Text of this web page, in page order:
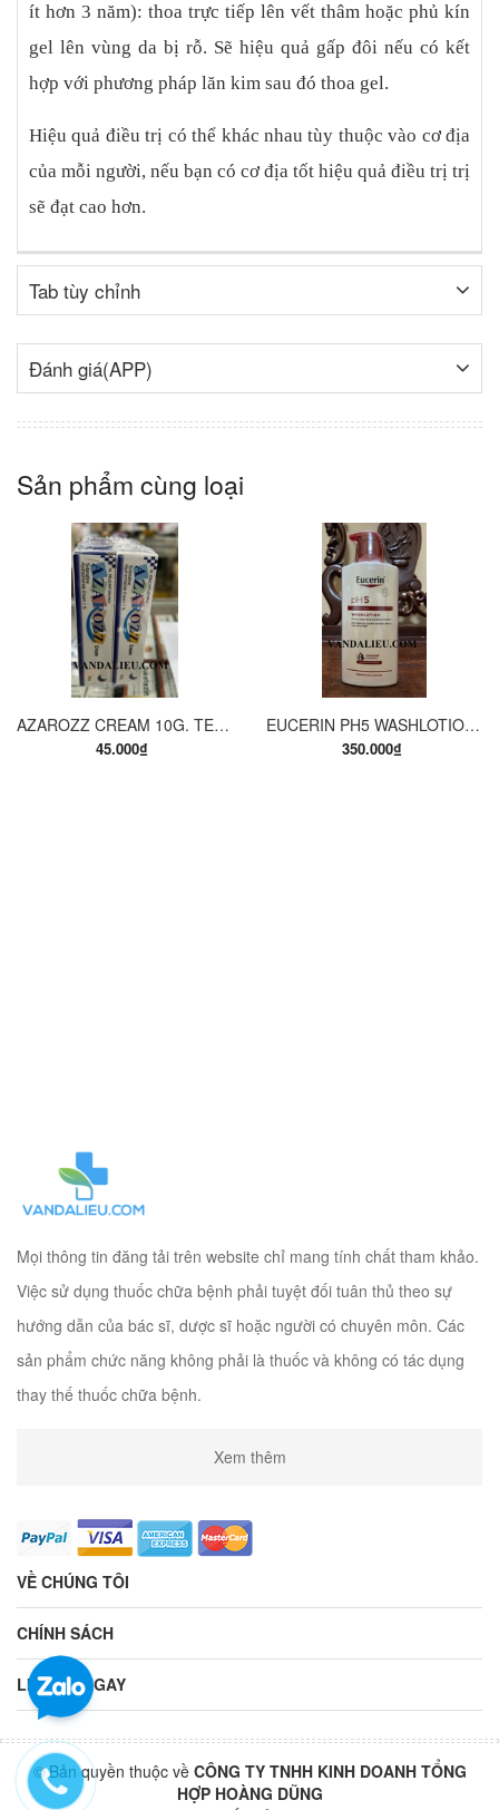
ít hơn 3 năm): thoa trực tiếp lên vết thâm hoặc phủ kín
gel lên vùng da bị rỗ. Sẽ hiệu quả gấp đôi nếu có kết
hợp với phương pháp lăn kim sau đó thoa gel.
Hiệu quả điều trị có thể khác nhau tùy thuộc vào cơ địa
của mỗi người, nếu bạn có cơ địa tốt hiệu quả điều trị trị
sẽ đạt cao hơn.
Tab tùy chỉnh
Đánh giá(APP)
Sản phẩm cùng loại
AZAROZZ CREAM 10G. TERBINAFINE 1%. THUỐC TRỊ NẤM DA CHÂN, NẤM DA ĐÙI, NẤM DA THÂN, LANG BEN...
45.000₫
EUCERIN PH5 WASHLOTION 400ML. SỮA TẮM DẠNG GEL CHO DA NHẠY CẢM.
350.000₫
Mọi thông tin đăng tải trên website chỉ mang tính chất tham khảo.
Việc sử dụng thuốc chữa bệnh phải tuyệt đối tuân thủ theo sự
hướng dẫn của bác sĩ, dược sĩ hoặc người có chuyên môn. Các
sản phẩm chức năng không phải là thuốc và không có tác dụng
thay thế thuốc chữa bệnh.
Xem thêm
VỀ CHÚNG TÔI
CHÍNH SÁCH
LIÊN HỆ NGAY
© Bản quyền thuộc về CÔNG TY TNHH KINH DOANH TỔNG
HỢP HOÀNG DŨNG